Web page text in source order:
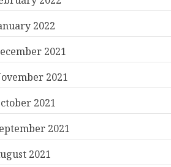
2022
2021
2021
2021
2021
2021